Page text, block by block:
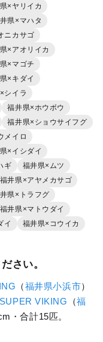
×ヤリイカ
県×マハタ
ニカサゴ
×アオリイカ
×マゴチ
×キダイ
シイラ
福井県×ホウボウ
福井県×ショウサイフグ
メイロ
×イシダイ
ギ
福井県×ムツ
福井県×アヤメカサゴ
県×トラフグ
福井県×マトウダイ
イ 福井県×コウイカ
さい。
（福井県小浜市）
SUPER VIKING （福
・合計15匹。